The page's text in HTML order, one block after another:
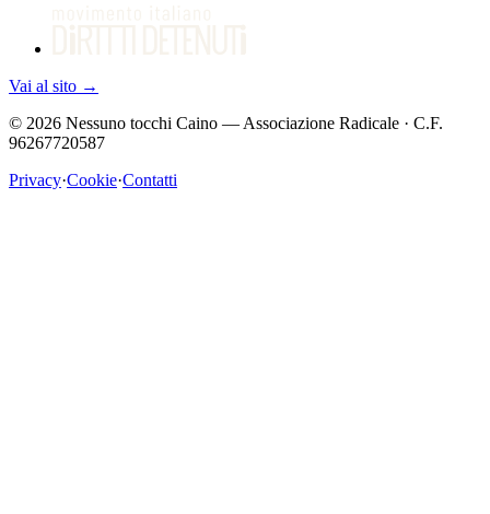
Vai al sito →
© 2026 Nessuno tocchi Caino — Associazione Radicale · C.F.
96267720587
Privacy·Cookie·Contatti